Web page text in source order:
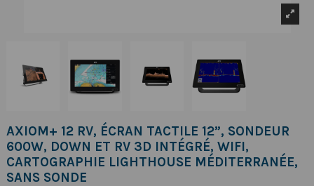
AXIOM+ 12 RV, ÉCRAN TACTILE 12”, SONDEUR
600W, DOWN ET RV 3D INTÉGRÉ, WIFI,
CARTOGRAPHIE LIGHTHOUSE MÉDITERRANÉE,
SANS SONDE